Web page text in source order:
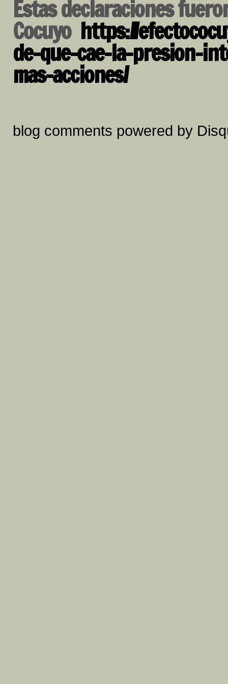
Estas declaraciones
Cocuyo https://
de-que-cae-la-presion-
mas-acciones/
blog comments powered by